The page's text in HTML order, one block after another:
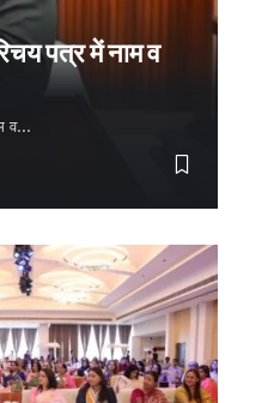
पत्र में नाम व
व…